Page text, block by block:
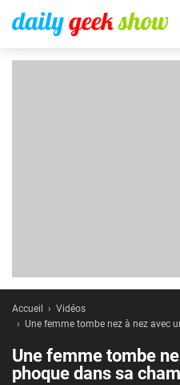
Accueil
Vidéos
Une femme tombe nez à nez avec
Une femme tombe
phoque dans sa